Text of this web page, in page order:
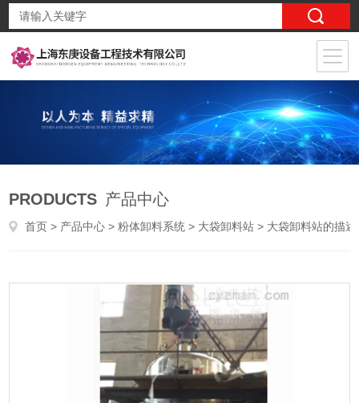
PRODUCTS 产品中心
首页 > 产品中心 >粉体卸料系统 > 大袋卸料站 > 大袋卸料站的描述